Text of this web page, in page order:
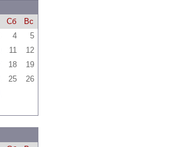
Сб
Вс
4
5
11
12
18
19
25
26